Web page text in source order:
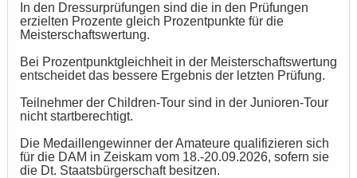
In den Dressurprüfungen sind die in den Prüfungen
erzielten Prozente gleich Prozentpunkte für die
Meisterschaftswertung.
Bei Prozentpunktgleichheit in der Meisterschaftswertung
entscheidet das bessere Ergebnis der letzten Prüfung.
Teilnehmer der Children-Tour sind in der Junioren-Tour
nicht startberechtigt.
Die Medaillengewinner der Amateure qualifizieren sich
für die DAM in Zeiskam vom 18.-20.09.2026, sofern sie
die Dt. Staatsbürgerschaft besitzen.